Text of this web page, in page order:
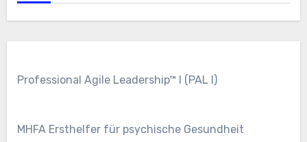
Professional Agile Leadership™ I (PAL I)
MHFA Ersthelfer für psychische Gesundheit